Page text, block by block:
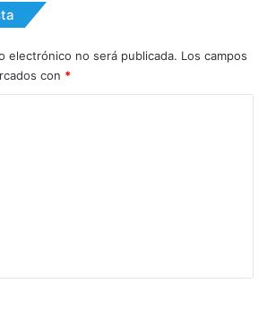
electrónico no será publicada. Los campos
con *